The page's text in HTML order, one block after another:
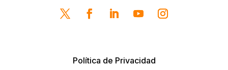
Política de Privacidad